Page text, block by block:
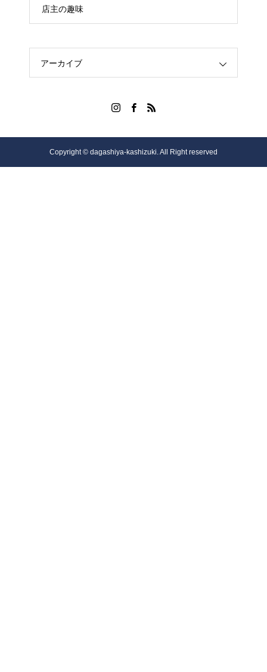
店主の趣味
アーカイブ
Copyright © dagashiya-kashizuki. All Right reserved